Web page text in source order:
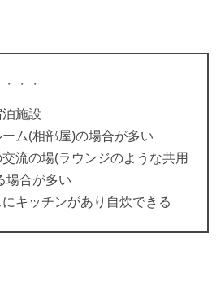
・・
泊施設
ーム(相部屋)の場合が多い
交流の場(ラウンジのような共用
場合が多い
にキッチンがあり自炊できる